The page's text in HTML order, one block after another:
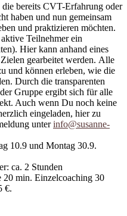
bereits CVT-Erfahrung oder
haben und nun gemeinsam
und praktizieren möchten.
Teilnehmer ein
Hier kann anhand eines
gearbeitet werden. Alle
und können erleben, wie die
Durch die transparenten
Gruppe ergibt sich für alle
Auch wenn Du noch keine
eingeladen, hier zu
unterinfo@susanne-
10.9 und Montag 30.9.
ca. 2 Stunden
min. Einzelcoaching 30
€.